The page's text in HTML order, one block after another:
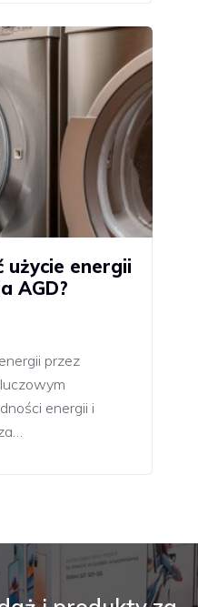
użycie energii
AGD?
przez
energii i